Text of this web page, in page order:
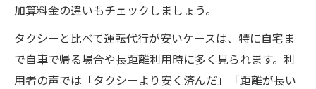
加算料金の違いもチェックしましょう。
タクシーと比べて運転代行が安いケースは、特に自宅ま
で自車で帰る場合や長距離利用時に多く見られます。利
用者の声では「タクシーより安く済んだ」「距離が長い